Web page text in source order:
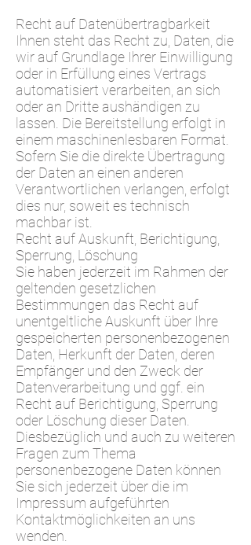
Recht auf Datenübertragbarkeit
Ihnen steht das Recht zu, Daten, die
wir auf Grundlage Ihrer Einwilligung
oder in Erfüllung eines Vertrags
automatisiert verarbeiten, an sich
oder an Dritte aushändigen zu
lassen. Die Bereitstellung erfolgt in
einem maschinenlesbaren Format.
Sofern Sie die direkte Übertragung
der Daten an einen anderen
Verantwortlichen verlangen, erfolgt
dies nur, soweit es technisch
machbar ist.
Recht auf Auskunft, Berichtigung,
Sperrung, Löschung
Sie haben jederzeit im Rahmen der
geltenden gesetzlichen
Bestimmungen das Recht auf
unentgeltliche Auskunft über Ihre
gespeicherten personenbezogenen
Daten, Herkunft der Daten, deren
Empfänger und den Zweck der
Datenverarbeitung und ggf. ein
Recht auf Berichtigung, Sperrung
oder Löschung dieser Daten.
Diesbezüglich und auch zu weiteren
Fragen zum Thema
personenbezogene Daten können
Sie sich jederzeit über die im
Impressum aufgeführten
Kontaktmöglichkeiten an uns
wenden.